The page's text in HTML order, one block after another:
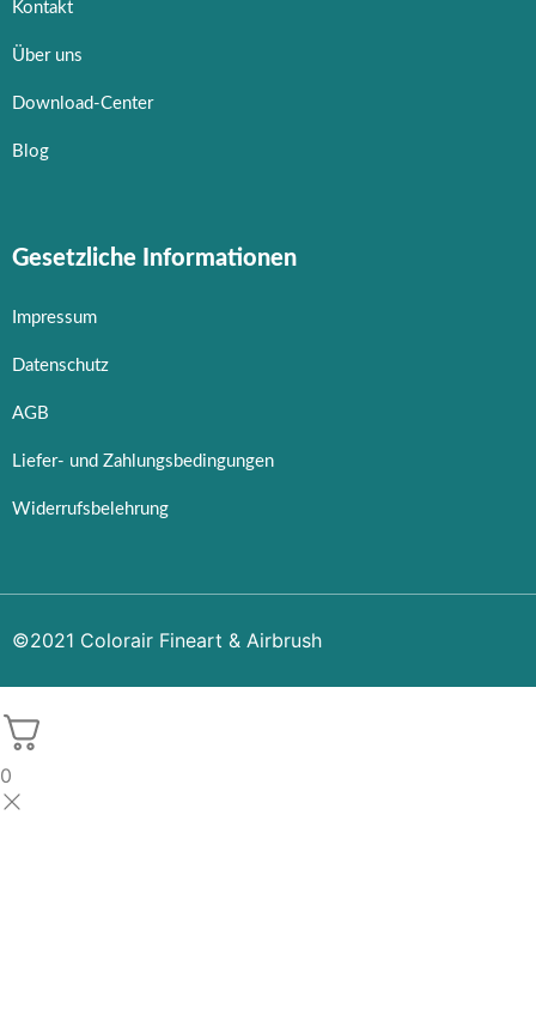
Kontakt
Über uns
Download-Center
Blog
Gesetzliche Informationen
Impressum
Datenschutz
AGB
Liefer- und Zahlungsbedingungen
Widerrufsbelehrung
©2021 Colorair Fineart & Airbrush
0